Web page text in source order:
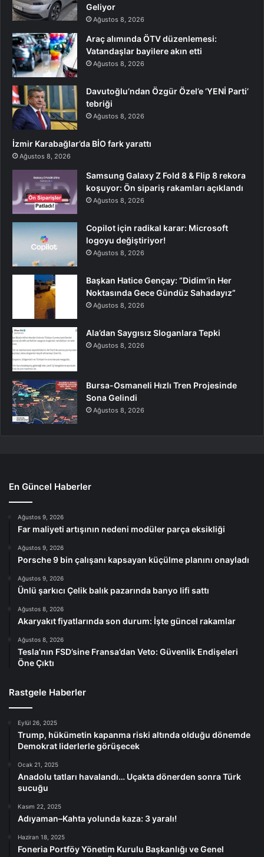
Geliyor
Ağustos 8, 2026
Araç alımında ÖTV düzenlemesi:
Vatandaşlar bayilere akın etti
Ağustos 8, 2026
Davutoğlu’ndan Özgür Özel’e ‘YENİ Parti’
tebriği
Ağustos 8, 2026
İzmir Karabağlar’da BİO fark yarattı
Ağustos 8, 2026
Samsung Galaxy Z Fold 8 & Flip 8 rekora
koşuyor: Ön sipariş rakamları açıklandı
Ağustos 8, 2026
Copilot için radikal karar: Microsoft
logoyu değiştiriyor!
Ağustos 8, 2026
Başkan Hatice Gençay: “Didim’in Her
Noktasında Gece Gündüz Sahadayız”
Ağustos 8, 2026
Ala’dan Saygısız Sloganlara Tepki
Ağustos 8, 2026
Bursa-Osmaneli Hızlı Tren Projesinde
Sona Gelindi
Ağustos 8, 2026
En Güncel Haberler
Ağustos 9, 2026
Far maliyeti artışının nedeni modüler parça eksikliği
Ağustos 9, 2026
Porsche 9 bin çalışanı kapsayan küçülme planını onayladı
Ağustos 9, 2026
Ünlü şarkıcı Çelik balık pazarında banyo lifi sattı
Ağustos 8, 2026
Akaryakıt fiyatlarında son durum: İşte güncel rakamlar
Ağustos 8, 2026
Tesla’nın FSD’sine Fransa’dan Veto: Güvenlik Endişeleri
Öne Çıktı
Rastgele Haberler
Eylül 26, 2025
Trump, hükümetin kapanma riski altında olduğu dönemde
Demokrat liderlerle görüşecek
Ocak 21, 2025
Anadolu tatları havalandı… Uçakta dönerden sonra Türk
sucuğu
Kasım 22, 2025
Adıyaman–Kahta yolunda kaza: 3 yaralı!
Haziran 18, 2025
Foneria Portföy Yönetim Kurulu Başkanlığı ve Genel